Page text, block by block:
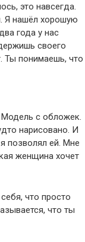
это навсегда.
Я нашёл хорошую
года у нас
своего
Ты понимаешь, что
с обложек.
нарисовано. И
позволял ей. Мне
женщина хочет
что просто
что ты